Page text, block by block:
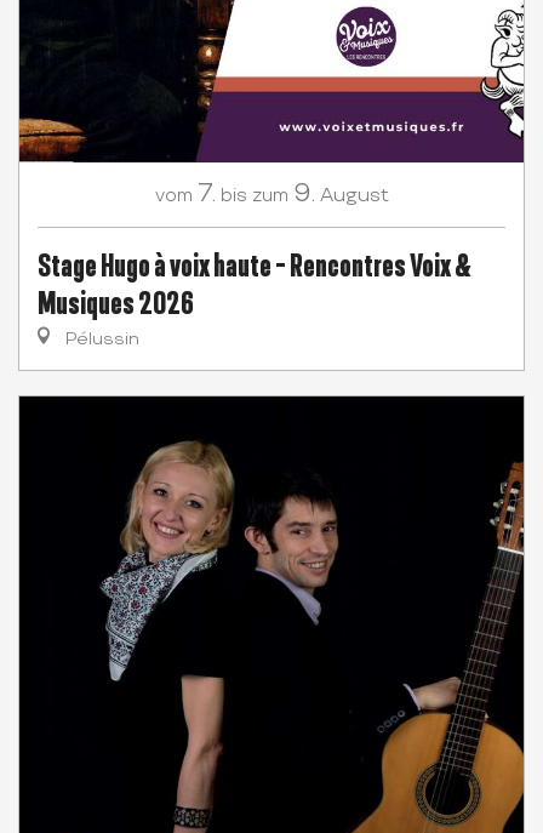
vom 7. bis zum 9. August
Stage Hugo à voix haute - Rencontres Voix &
Musiques 2026
Pélussin